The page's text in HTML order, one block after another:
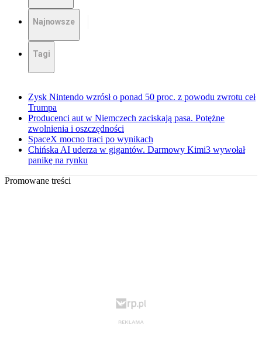
Najnowsze
Tagi
Zysk Nintendo wzrósł o ponad 50 proc. z powodu zwrotu ceł
Trumpa
Producenci aut w Niemczech zaciskają pasa. Potężne
zwolnienia i oszczędności
SpaceX mocno traci po wynikach
Chińska AI uderza w gigantów. Darmowy Kimi3 wywołał
panikę na rynku
Promowane treści